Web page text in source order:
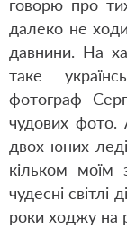
говорю про
далеко не
давнини. На
таке
фотограф
чудових
двох юних
кільком моїм
чудесні світлі
роки ходжу на